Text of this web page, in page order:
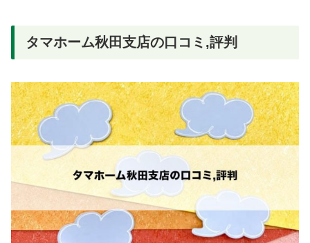
タマホーム秋田支店の口コミ,評判